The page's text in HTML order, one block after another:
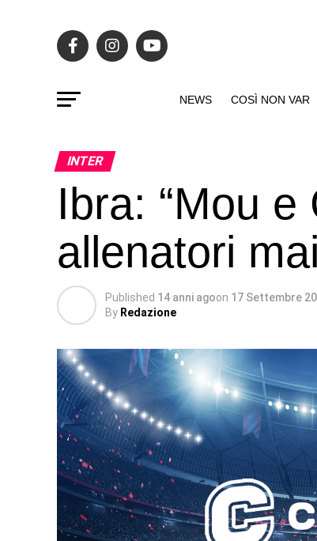
NEWS COSÌ NON VAR
INTER
Ibra: “Mou
allenatori
Published 14 anni agoon 17 Settembre
By Redazione